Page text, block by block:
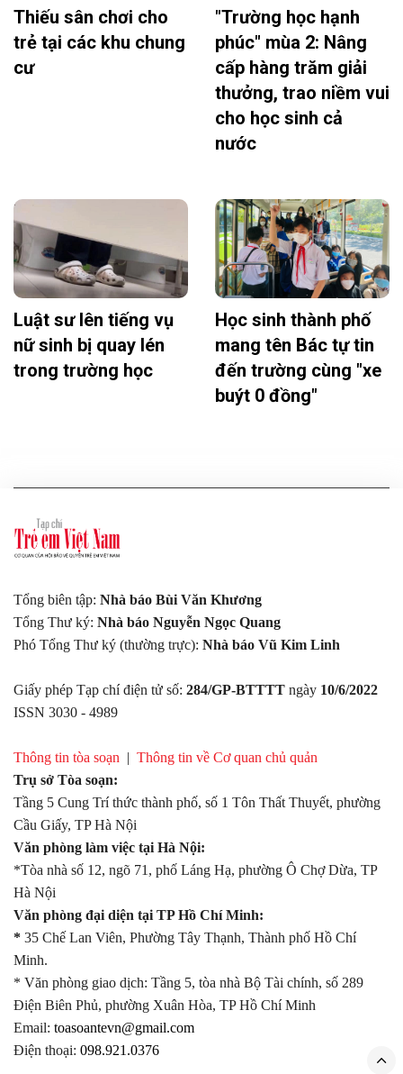
Thiếu sân chơi cho
trẻ tại các khu chung
cư
"Trường học hạnh
phúc" mùa 2: Nâng
cấp hàng trăm giải
thưởng, trao niềm vui
cho học sinh cả
nước
Luật sư lên tiếng vụ
nữ sinh bị quay lén
trong trường học
Học sinh thành phố
mang tên Bác tự tin
đến trường cùng "xe
buýt 0 đồng"
Tổng biên tập: Nhà báo Bùi Văn Khương
Tổng Thư ký: Nhà báo Nguyễn Ngọc Quang
Phó Tổng Thư ký (thường trực): Nhà báo Vũ Kim Linh
Giấy phép Tạp chí điện tử số: 284/GP-BTTTT ngày 10/6/2022
ISSN 3030 - 4989
Thông tin tòa soạn | Thông tin về Cơ quan chủ quản
Trụ sở Tòa soạn:
Tầng 5 Cung Trí thức thành phố, số 1 Tôn Thất Thuyết, phường
Cầu Giấy, TP Hà Nội
Văn phòng làm việc tại Hà Nội:
*Tòa nhà số 12, ngõ 71, phố Láng Hạ, phường Ô Chợ Dừa, TP
Hà Nội
Văn phòng đại diện tại TP Hồ Chí Minh:
* 35 Chế Lan Viên, Phường Tây Thạnh, Thành phố Hồ Chí
Minh.
* Văn phòng giao dịch: Tầng 5, tòa nhà Bộ Tài chính, số 289
Điện Biên Phủ, phường Xuân Hòa, TP Hồ Chí Minh
Email: toasoantevn@gmail.com
Điện thoại: 098.921.0376